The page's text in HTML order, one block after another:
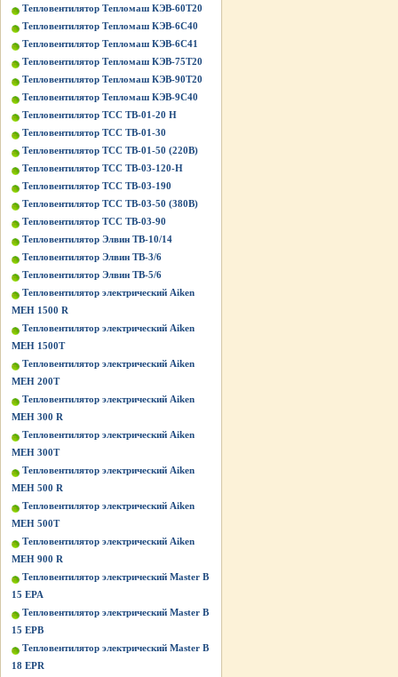
Тепловентилятор Тепломаш КЭВ-60Т20
Тепловентилятор Тепломаш КЭВ-6С40
Тепловентилятор Тепломаш КЭВ-6С41
Тепловентилятор Тепломаш КЭВ-75Т20
Тепловентилятор Тепломаш КЭВ-90Т20
Тепловентилятор Тепломаш КЭВ-9С40
Тепловентилятор ТСС ТВ-01-20 Н
Тепловентилятор ТСС ТВ-01-30
Тепловентилятор ТСС ТВ-01-50 (220В)
Тепловентилятор ТСС ТВ-03-120-Н
Тепловентилятор ТСС ТВ-03-190
Тепловентилятор ТСС ТВ-03-50 (380В)
Тепловентилятор ТСС ТВ-03-90
Тепловентилятор Элвин ТВ-10/14
Тепловентилятор Элвин ТВ-3/6
Тепловентилятор Элвин ТВ-5/6
Тепловентилятор электрический Aiken
MEH 1500 R
Тепловентилятор электрический Aiken
MEH 1500T
Тепловентилятор электрический Aiken
MEH 200T
Тепловентилятор электрический Aiken
MEH 300 R
Тепловентилятор электрический Aiken
MEH 300T
Тепловентилятор электрический Aiken
MEH 500 R
Тепловентилятор электрический Aiken
MEH 500T
Тепловентилятор электрический Aiken
MEH 900 R
Тепловентилятор электрический Master B
15 EPA
Тепловентилятор электрический Master B
15 EPB
Тепловентилятор электрический Master B
18 EPR